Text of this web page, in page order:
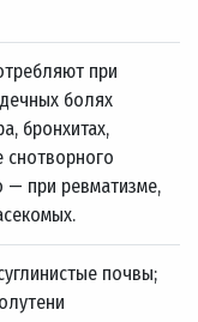
при
болях
бронхитах,
снотворного
— при ревматизме,
почвы;